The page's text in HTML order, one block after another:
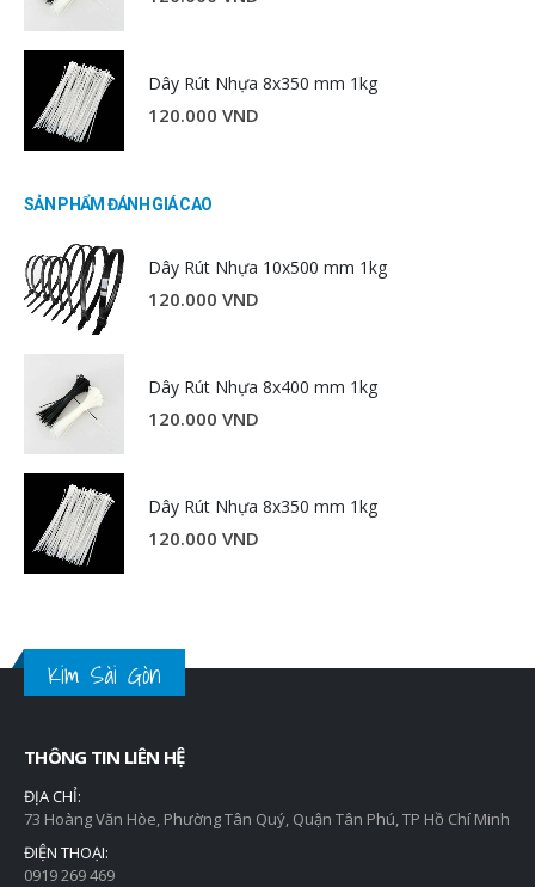
Dây Rút Nhựa 8x350 mm 1kg
120.000 VND
SẢN PHẨM ĐÁNH GIÁ CAO
Dây Rút Nhựa 10x500 mm 1kg
120.000 VND
Dây Rút Nhựa 8x400 mm 1kg
120.000 VND
Dây Rút Nhựa 8x350 mm 1kg
120.000 VND
Kim Sài Gòn
THÔNG TIN LIÊN HỆ
ĐỊA CHỈ:
73 Hoàng Văn Hòe, Phường Tân Quý, Quận Tân Phú, TP Hồ Chí Minh
ĐIỆN THOẠI:
0919 269 469